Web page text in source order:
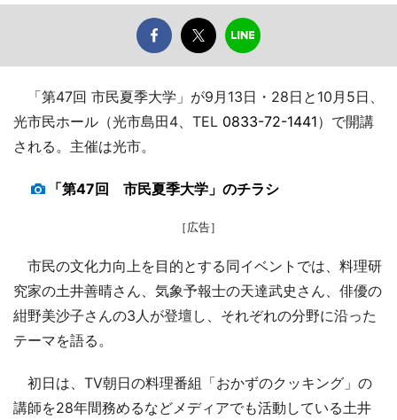
「第47回 市民夏季大学」が9月13日・28日と10月5日、
光市民ホール（光市島田4、TEL 0833-72-1441）で開講
される。主催は光市。
「第47回 市民夏季大学」のチラシ
［広告］
市民の文化力向上を目的とする同イベントでは、料理研
究家の土井善晴さん、気象予報士の天達武史さん、俳優の
紺野美沙子さんの3人が登壇し、それぞれの分野に沿った
テーマを語る。
初日は、TV朝日の料理番組「おかずのクッキング」の
講師を28年間務めるなどメディアでも活動している土井